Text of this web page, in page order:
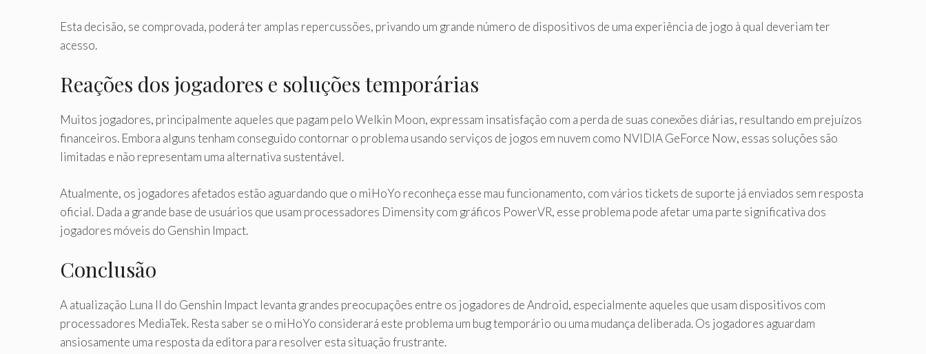
Esta decisão, se comprovada, poderá ter amplas repercussões, privando um grande número de dispositivos de uma experiência de jogo à qual deveriam ter
acesso.
Reações dos jogadores e soluções temporárias
Muitos jogadores, principalmente aqueles que pagam pelo Welkin Moon, expressam insatisfação com a perda de suas conexões diárias, resultando em prejuízos
financeiros. Embora alguns tenham conseguido contornar o problema usando serviços de jogos em nuvem como NVIDIA GeForce Now, essas soluções são
limitadas e não representam uma alternativa sustentável.
Atualmente, os jogadores afetados estão aguardando que o miHoYo reconheça esse mau funcionamento, com vários tickets de suporte já enviados sem resposta
oficial. Dada a grande base de usuários que usam processadores Dimensity com gráficos PowerVR, esse problema pode afetar uma parte significativa dos
jogadores móveis do Genshin Impact.
Conclusão
A atualização Luna II do Genshin Impact levanta grandes preocupações entre os jogadores de Android, especialmente aqueles que usam dispositivos com
processadores MediaTek. Resta saber se o miHoYo considerará este problema um bug temporário ou uma mudança deliberada. Os jogadores aguardam
ansiosamente uma resposta da editora para resolver esta situação frustrante.